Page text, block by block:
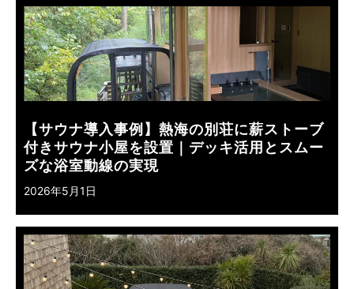
【サウナ導入事例】熱海の別荘に薪ストーブ
付きサウナ小屋を設置｜デッキ活用とスムー
ズな浴室動線の実現
2026年5月1日